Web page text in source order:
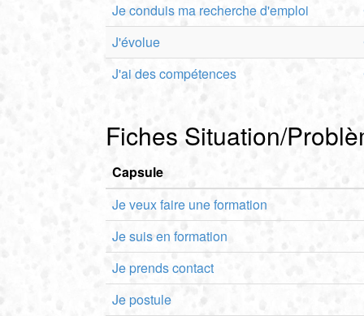
Je conduis ma recherche d'emploi
J'évolue
J'ai des compétences
Fiches Situation/
Capsule
Je veux faire une formation
Je suis en formation
Je prends contact
Je postule